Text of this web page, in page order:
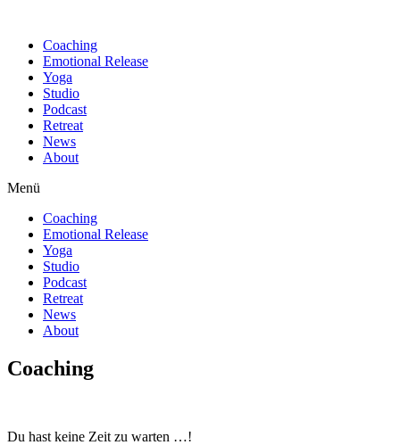
Coaching
Emotional Release
Yoga
Studio
Podcast
Retreat
News
About
Menü
Coaching
Emotional Release
Yoga
Studio
Podcast
Retreat
News
About
Coaching
Du hast keine Zeit zu warten …!